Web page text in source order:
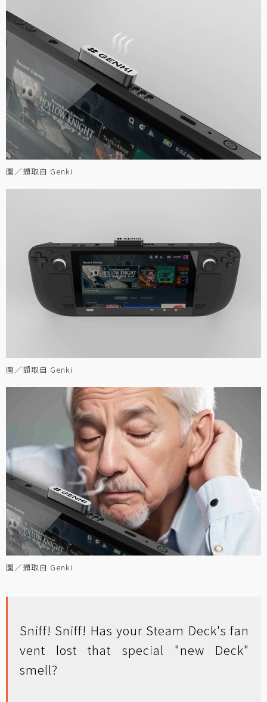
圖／擷取自 Genki
圖／擷取自 Genki
圖／擷取自 Genki
Sniff! Sniff! Has your Steam Deck's fan
vent lost that special "new Deck"
smell?